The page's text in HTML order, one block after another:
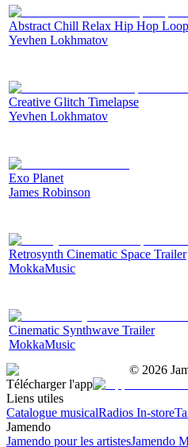
Abstract Chill Relax Hip Hop Loop
Yevhen Lokhmatov
Creative Glitch Timelapse
Yevhen Lokhmatov
Exo Planet
James Robinson
Retrosynth Cinematic Space Trailer
MokkaMusic
Cinematic Synthwave Trailer
MokkaMusic
© 2026
Télécharger l'app
Liens utiles
Catalogue musicalRadios In-store
Jamendo
Jamendo pour les artistesJamendo